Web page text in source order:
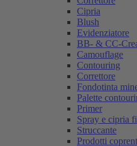
Cipria
Blush
Evidenziatore
BB- & CC-
Camouflage
Contouring
Correttore
Fondotinta
Palette
Primer
Spray e cipria
Struccante
Prodotti